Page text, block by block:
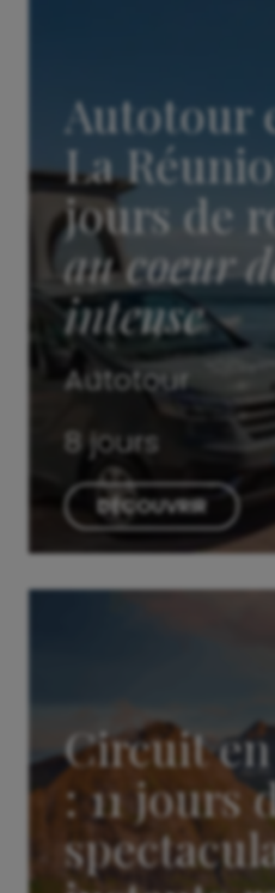
Autotour
La
jours de
au coeur
intense
Autotour
8 jours
DÉCOUVRIR
Circuit
: 11 jours